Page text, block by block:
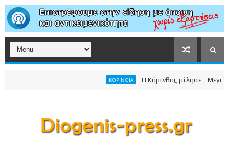
ΚΟΡΙΝΘΙΑ Η Κόρινθος μίλησε -